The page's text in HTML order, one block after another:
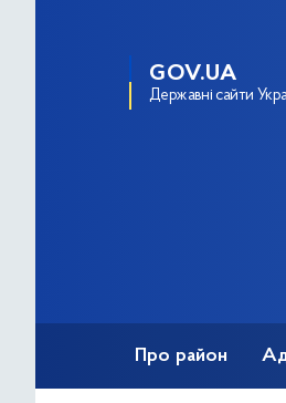
GOV.UA
Державні сайти
Про район